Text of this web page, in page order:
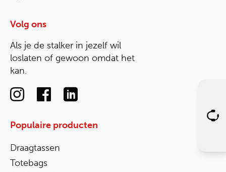
Volg ons
Als je de stalker in jezelf wil
loslaten of gewoon omdat het
kan.
Populaire producten
Draagtassen
Totebags